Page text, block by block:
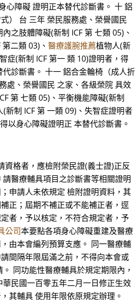
心障礙 證明正本替代診斷書。 十 鋁
） 台 三年 榮民服務處、榮譽國民
之肢體障礙(新制 ICF 第 七類 05)、
二類 03)、 醫療護腕推薦植物人(新
症(新制 ICF 第一 類 10)證明者，得
診斷書。 十一 鋁合金輪椅（成人折
處、榮譽國民 之家、各級榮院 具效
第 七類 05)、平衡機能障礙(新制
(新制 ICF 第 一類 09)、失智症證明者
以身心障礙證明正 本替代診斷書。
資格者，應檢附榮民證(義士證)正反
醫療輔具項目之診斷書等相關證明
申請人未依規定 檢附證明資料，其
正；屆期不補正或不能補正者，逕
者，予以核定，不符合規定者，予
公司本要點各項身心障礙重建及醫療
由本會編列預算支應。 同一醫療輔
間隔年限屆滿之前，不得向本會或
同功能性醫療輔具於規定期限內，
民國一百零五年二月一日修正生效
其輔具 使用年限依原規定辦理。